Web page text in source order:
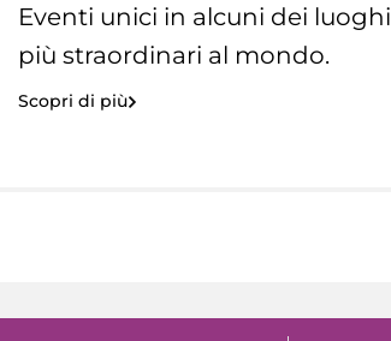
Eventi unici in alcuni dei luoghi
più straordinari al mondo.
Scopri di più